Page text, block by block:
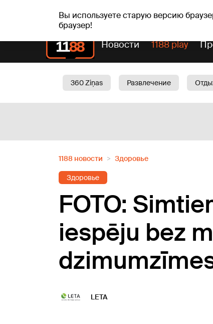
Вы используете старую версию
браузер!
пт, 07.08.2026. +19°C Alfrēds, Fredis, Madars
Новости 1188 play
360 Ziņas Развлечение
1188 новости Здоровье
Здоровье
FOTO:
iespēju bez
LETA